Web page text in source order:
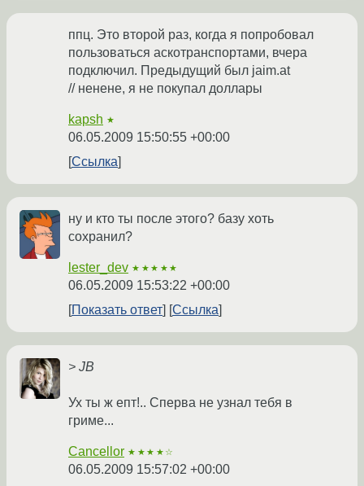
ппц. Это второй раз, когда я попробовал
пользоваться аскотранспортами, вчера
подключил. Предыдущий был jaim.at
// ненене, я не покупал доллары
kapsh ★
06.05.2009 15:50:55 +00:00
Ссылка
ну и кто ты после этого? базу хоть
сохранил?
lester_dev ★★★★★
06.05.2009 15:53:22 +00:00
Показать ответ
Ссылка
> JB
Ух ты ж епт!.. Сперва не узнал тебя в
гриме...
Cancellor ★★★★☆
06.05.2009 15:57:02 +00:00